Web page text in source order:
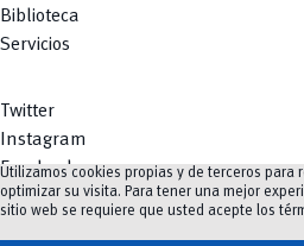
Biblioteca
Servicios
Twitter
Instagram
Facebook
Youtube
Utilizamos cookies propias y de terceros para
optimizar su visita. Para tener una mejor
sitio web se requiere que usted acepte los